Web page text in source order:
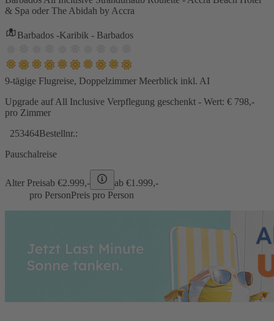
& Spa oder The Abidah by Accra
Barbados -Karibik - Barbados
9-tägige Flugreise, Doppelzimmer Meerblick inkl. AI
Upgrade auf All Inclusive Verpflegung geschenkt - Wert: € 798,-
pro Zimmer
253464Bestellnr.:
Pauschalreise
Alter Preisab €2.999,- ab €1.999,-
pro PersonPreis pro Person